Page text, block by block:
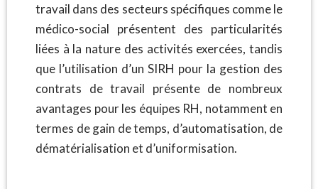
travail dans des secteurs spécifiques comme le
médico-social présentent des particularités
liées à la nature des activités exercées, tandis
que l’utilisation d’un SIRH pour la gestion des
contrats de travail présente de nombreux
avantages pour les équipes RH, notamment en
termes de gain de temps, d’automatisation, de
dématérialisation et d’uniformisation.